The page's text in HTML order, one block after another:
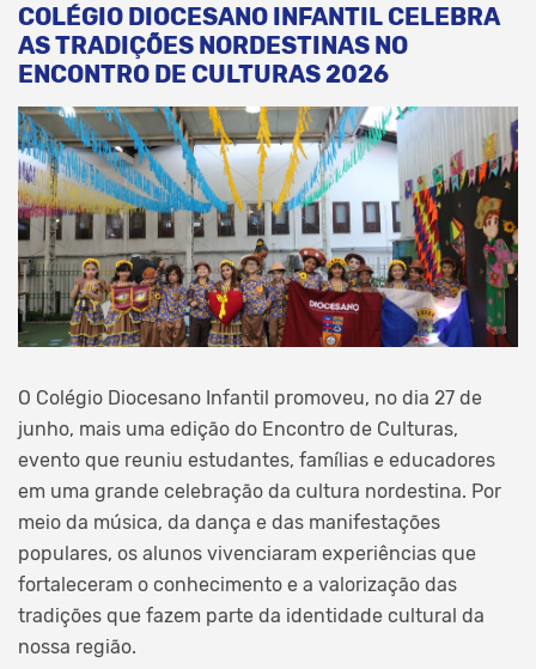
COLÉGIO DIOCESANO INFANTIL CELEBRA
AS TRADIÇÕES NORDESTINAS NO
ENCONTRO DE CULTURAS 2026
O Colégio Diocesano Infantil promoveu, no dia 27 de
junho, mais uma edição do Encontro de Culturas,
evento que reuniu estudantes, famílias e educadores
em uma grande celebração da cultura nordestina. Por
meio da música, da dança e das manifestações
populares, os alunos vivenciaram experiências que
fortaleceram o conhecimento e a valorização das
tradições que fazem parte da identidade cultural da
nossa região.